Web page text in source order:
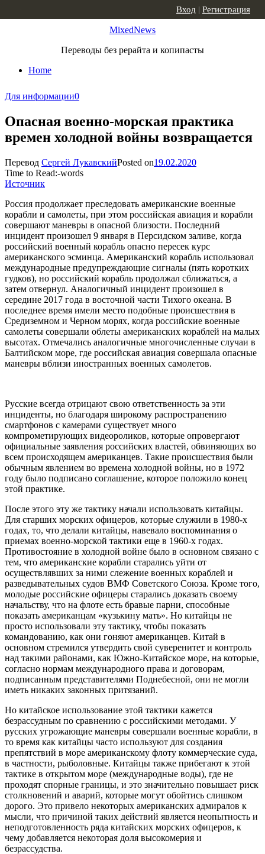
MixedNews
Переводы без рерайта и копипасты
Home
Вход | Регистрация
Для информации0
Опасная военно-морская практика
времен холодной войны возвращается
Перевод Сергей ЛукавскийPosted on19.02.2020
Time to Read:-words
Источник
Россия продолжает преследовать американские военные
корабли и самолеты, при этом российская авиация и корабли
совершают маневры в опасной близости. Последний
инцидент произошел 9 января в Персидском заливе, когда
российский военный корабль опасно пересек курс
американского эсминца. Американский корабль использовал
международные предупреждающие сигналы (пять коротких
гудков), но российский корабль продолжал сближаться, а
затем отвернул. Аналогичный инцидент произошел в
середине 2017 года в восточной части Тихого океана. В
последнее время имели место подобные происшествия в
Средиземном и Черном морях, когда российские военные
самолеты совершали облеты американских кораблей на малых
высотах. Отмечались аналогичные многочисленные случаи в
Балтийском море, где российская авиация совершала опасные
маневры вблизи иностранных военных самолетов.
Русские всегда отрицают свою ответственность за эти
инциденты, но благодаря широкому распространению
смартфонов с камерами существует много
компрометирующих видеороликов, которые опровергают
официальные заявления российских властей, обвиняющих во
всем происходящем американцев. Такие происшествия были
обычным явлением во времена холодной войны, но в 1972
году было подписано соглашение, которое положило конец
этой практике.
После этого эту же тактику начали использовать китайцы.
Для старших морских офицеров, которые служили в 1980-х
годах, то, что делали китайцы, навевало воспоминания о
приемах военно-морской тактики еще в 1960-х годах.
Противостояние в холодной войне было в основном связано с
тем, что американские корабли старались уйти от
осуществлявших за ними слежение военных кораблей и
разведывательных судов ВМФ Советского Союза. Кроме того,
молодые российские офицеры старались доказать своему
начальству, что на флоте есть бравые парни, способные
показать американцам «кузькину мать». Но китайцы не
просто использовали эту тактику, чтобы показать
командованию, как они гоняют американцев. Китай в
основном стремился утвердить свой суверенитет и контроль
над такими районами, как Южно-Китайское море, на которые,
согласно нормам международного права и договорам,
подписанным представителями Поднебесной, они не могли
иметь никаких законных притязаний.
Но китайское использование этой тактики кажется
безрассудным по сравнению с российскими методами. У
русских угрожающие маневры совершали военные корабли, в
то время как китайцы часто используют для создания
препятствий в море американскому флоту коммерческие суда,
в частности, рыболовные. Китайцы также прибегают к этой
тактике в открытом море (международные воды), где не
проходят спорные границы, и это значительно повышает риск
столкновений и аварий, которые могут обойтись слишком
дорого. Это привело некоторых американских адмиралов к
мысли, что причиной таких действий является неопытность и
неподготовленность ряда китайских морских офицеров, к
чему добавляется некоторая доля высокомерия и
безрассудства.